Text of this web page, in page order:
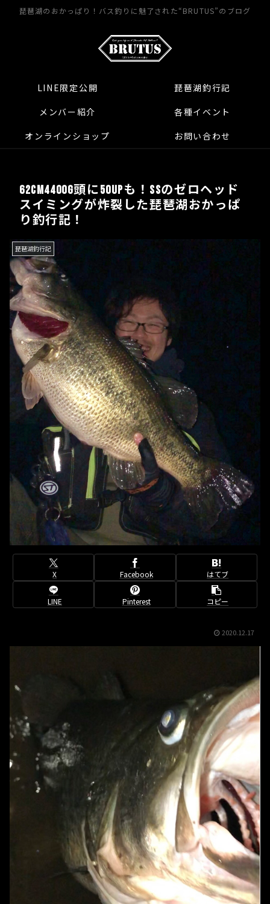
琵琶湖のおかっぱり！バス釣りに魅了された“BRUTUS”のブログ
LINE限定公開
琵琶湖釣行記
メンバー紹介
各種イベント
オンラインショップ
お問い合わせ
62cm4400g頭に50UPも！SSのゼロヘッド
スイミングが炸裂した琵琶湖おかっぱ
り釣行記！
琵琶湖釣行記
X Facebook はてブ
LINE Pinterest コピー
2020.12.17